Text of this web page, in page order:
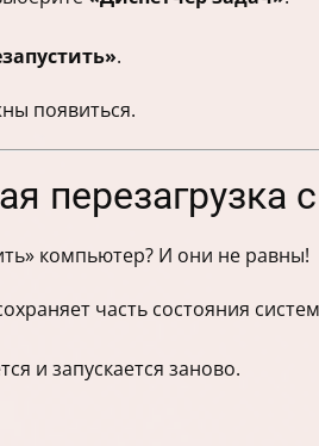
.
появиться.
компьютер? И они не равны!
часть состояния
и запускается заново.